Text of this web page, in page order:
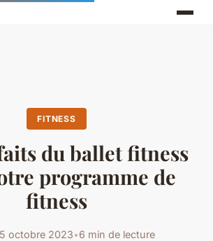
FITNESS
du ballet fitness
programme de
fitness
octobre 2023•6 min de lecture